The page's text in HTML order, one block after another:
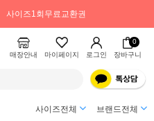
사이즈1회무료교환권
매장안내 마이페이지 로그인
0
장바구니
사이즈전체 브랜드전체